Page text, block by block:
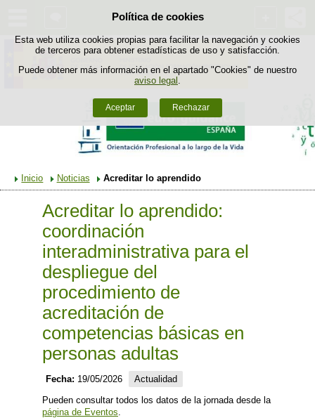
Política de cookies
Esta web utiliza cookies propias para facilitar la navegación y cookies
de terceros para obtener estadísticas de uso y satisfacción.
Puede obtener más información en el apartado "Cookies" de nuestro
aviso legal
Aceptar Rechazar
Saltar al contenido
Inicio Noticias Acreditar lo aprendido
Acreditar lo aprendido:
coordinación
interadministrativa para el
despliegue del
procedimiento de
acreditación de
competencias básicas en
personas adultas
Fecha: 19/05/2026
Actualidad
Pueden consultar todos los datos de la jornada desde la
página de Eventos